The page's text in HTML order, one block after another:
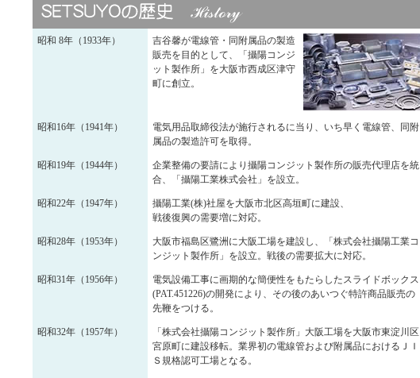
昭和 8年（1933年）
吉谷馨が電線管・同附属品の製造
販売を目的として、「攝陽コンジ
ット製作所」を大阪市西成区津守
町に創立。
昭和16年（1941年）
電気用品取締役法が施行されるに当り、いち早く電線管、同附
属品の製造許可を取得。
昭和19年（1944年）
企業整備の要請により攝陽コンジット製作所の販売代理店を統
合、「攝陽工業株式会社」を設立。
昭和22年（1947年）
攝陽工業(株)社屋を大阪市北区高垣町に建設、
戦後復興の需要増に対応。
昭和28年（1953年）
大阪市福島区鷺洲に大阪工場を建設し、「株式会社攝陽工業コ
ンジット製作所」を設立。戦後の需要拡大に対応。
昭和31年（1956年）
電気設備工事に画期的な簡便性をもたらしたスライドボックス
(PAT.451226)の開発により、その後のあいつぐ特許商品販売の
先鞭をつける。
昭和32年（1957年）
「株式会社攝陽コンジット製作所」大阪工場を大阪市東淀川区
宮原町に建設移転。業界初の電線管および附属品におけるＪＩ
Ｓ規格認可工場となる。